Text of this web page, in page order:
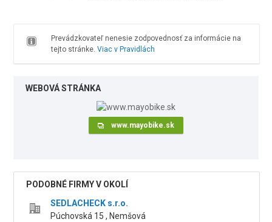
Prevádzkovateľ nenesie zodpovednosť za informácie na
tejto stránke. Viac v Pravidlách
WEBOVÁ STRÁNKA
www.mayobike.sk
PODOBNÉ FIRMY V OKOLÍ
SEDLACHECK s.r.o.
Púchovská 15 , Nemšová